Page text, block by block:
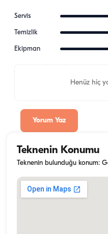
Servis
Temizlik
Ekipman
Henüz hiç
Yorum Yaz
Teknenin Konumu
Teknenin bulunduğu konum: